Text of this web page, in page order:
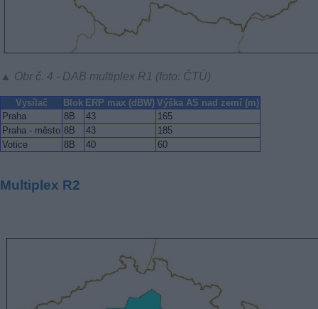
▲ Obr č. 4 - DAB multiplex R1 (foto: ČTÚ)
Vysílač Blok ERP max (dBW) Výška AS nad zemí (m)
Praha
8B 43
165
Praha - město 8B 43
185
Votice
8B 40 60
Multiplex R2